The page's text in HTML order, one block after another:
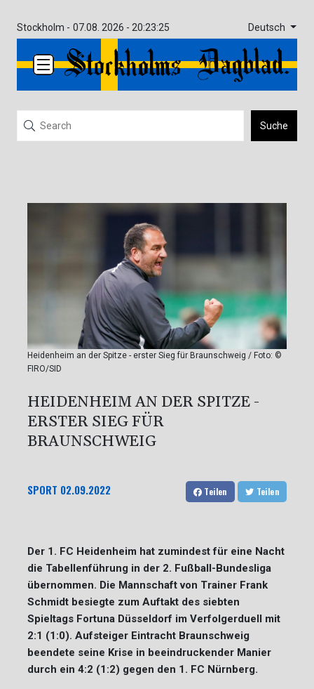
Stockholm - 07.08. 2026 - 20:23:25 Deutsch
Suche
Heidenheim an der Spitze - erster Sieg für Braunschweig / Foto: ©
FIRO/SID
HEIDENHEIM AN DER SPITZE -
ERSTER SIEG FÜR
BRAUNSCHWEIG
SPORT 02.09.2022 Teilen Teilen
Der 1. FC Heidenheim hat zumindest für eine Nacht
die Tabellenführung in der 2. Fußball-Bundesliga
übernommen. Die Mannschaft von Trainer Frank
Schmidt besiegte zum Auftakt des siebten
Spieltags Fortuna Düsseldorf im Verfolgerduell mit
2:1 (1:0). Aufsteiger Eintracht Braunschweig
beendete seine Krise in beeindruckender Manier
durch ein 4:2 (1:2) gegen den 1. FC Nürnberg.